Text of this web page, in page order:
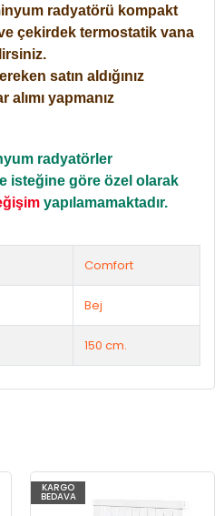
radyatörü kompakt
çekirdek termostatik vana
satın aldığınız
yapmanız
radyatörler
isteğine göre özel olarak
yapılamamaktadır.
Comfort
Bej
150 cm.
KARGO
BEDAVA